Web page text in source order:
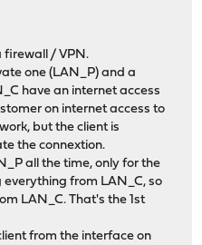
firewall / VPN.
one (LAN_P) and a
have an internet access
on internet access to
but the client is
the connextion.
all the time, only for the
from LAN_C, so
LAN_C. That's the 1st
from the interface on